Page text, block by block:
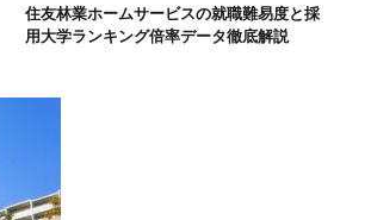
住友林業ホームサービスの就職難易度と採
用大学ランキング倍率データ徹底解説